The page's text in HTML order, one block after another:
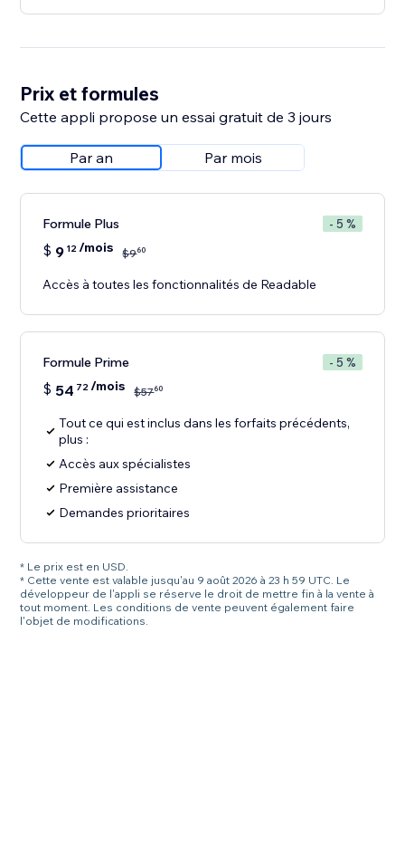
Prix et formules
Cette appli propose un essai gratuit de 3 jours
Par an Par mois
Formule Plus - 5 %
$ 9 12/mois $960
Accès à toutes les fonctionnalités de Readable
Formule Prime - 5 %
$ 54 72/mois $5760
Tout ce qui est inclus dans les forfaits précédents,
plus :
Accès aux spécialistes
Première assistance
Demandes prioritaires
* Le prix est en USD.
* Cette vente est valable jusqu'au 9 août 2026 à 23 h 59 UTC. Le
développeur de l'appli se réserve le droit de mettre fin à la vente à
tout moment. Les conditions de vente peuvent également faire
l'objet de modifications.